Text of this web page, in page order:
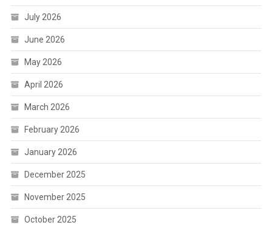
July 2026
June 2026
May 2026
April 2026
March 2026
February 2026
January 2026
December 2025
November 2025
October 2025